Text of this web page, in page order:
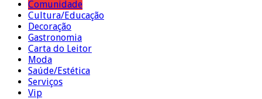
Comunidade
Cultura/Educação
Decoração
Gastronomia
Carta do Leitor
Moda
Saúde/Estética
Serviços
Vip